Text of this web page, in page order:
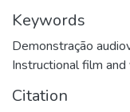
Keywords
Demonstração
Instructional film and
Citation